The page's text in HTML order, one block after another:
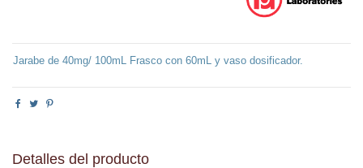
Jarabe de 40mg/ 100mL Frasco con 60mL y vaso dosificador.
Detalles del producto